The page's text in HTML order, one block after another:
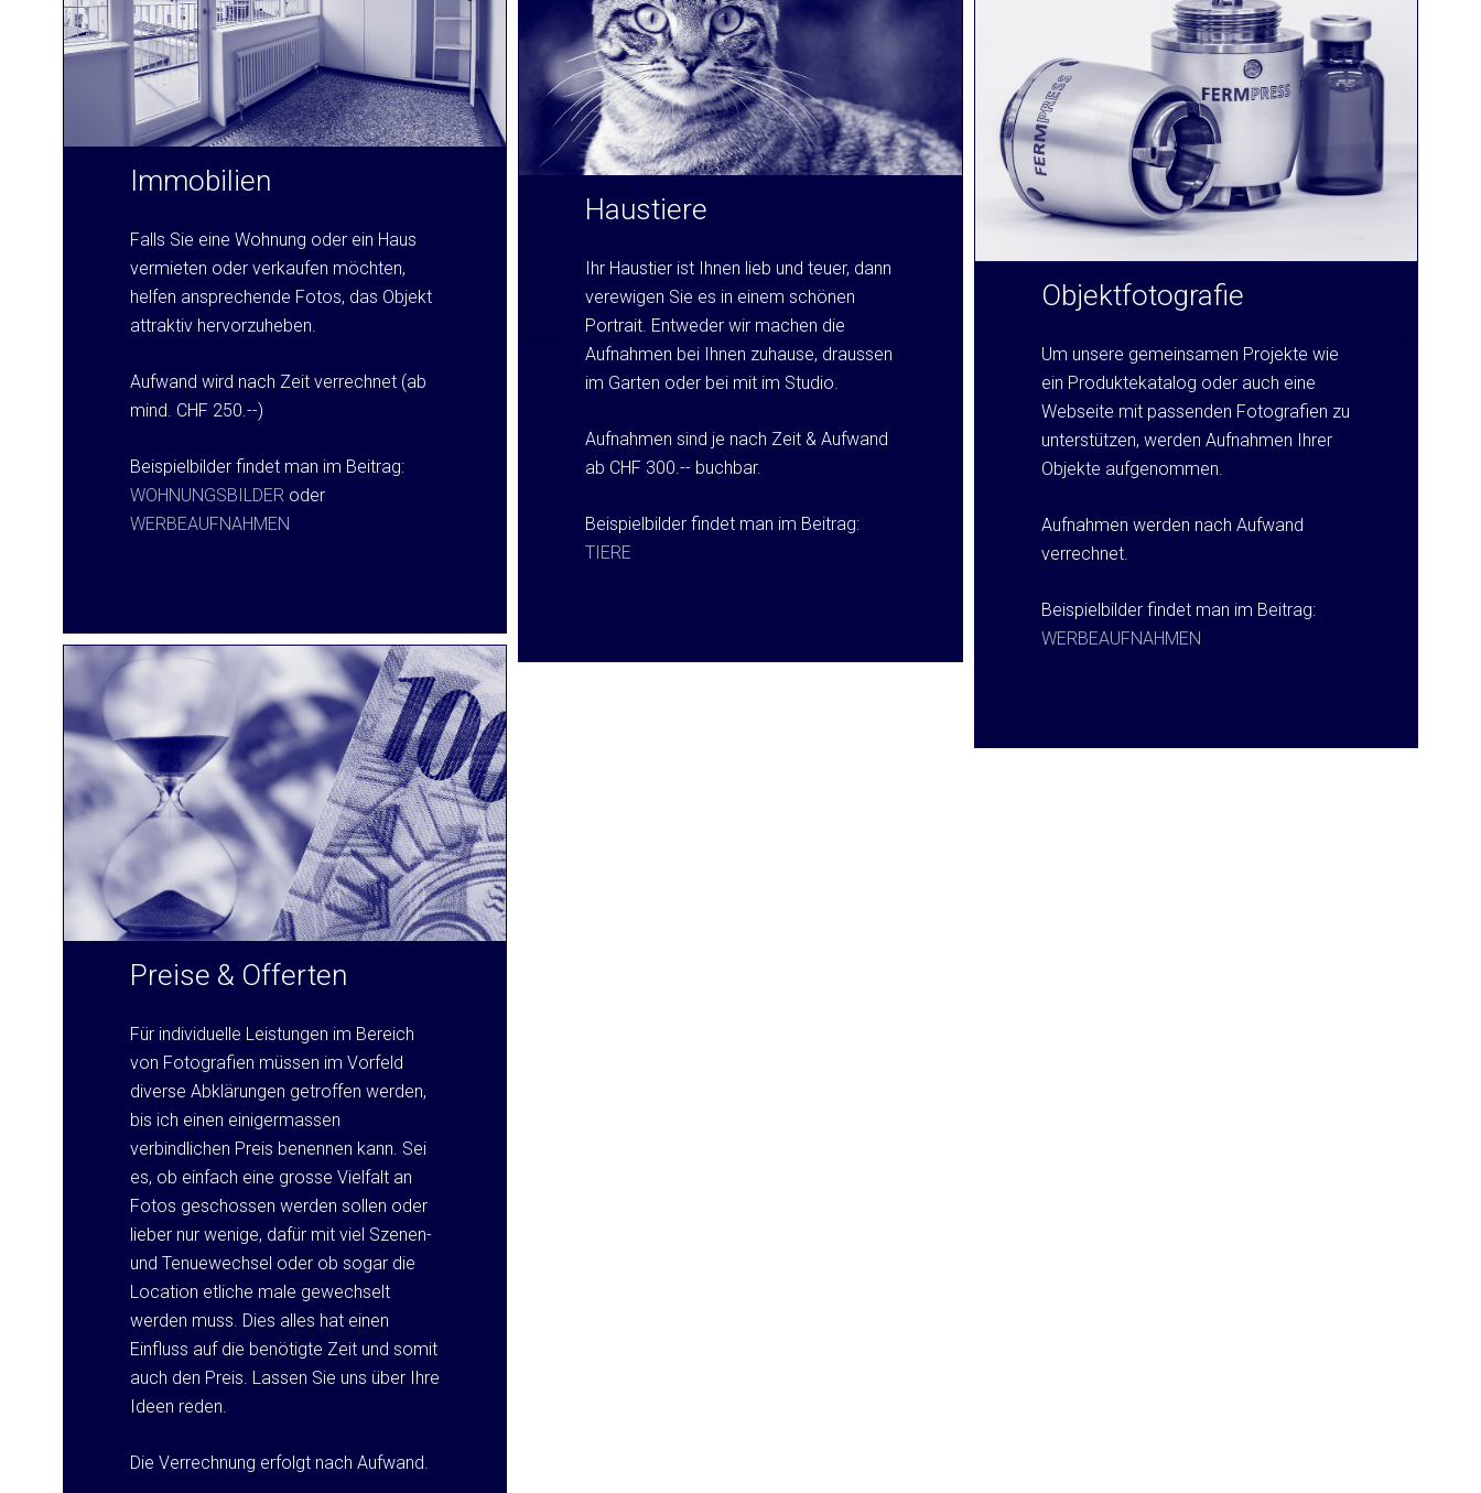
Immobilien
Falls Sie eine Wohnung oder ein Haus
vermieten oder verkaufen möchten,
helfen ansprechende Fotos, das Objekt
attraktiv hervorzuheben.
Aufwand wird nach Zeit verrechnet (ab
mind. CHF 250.--)
Beispielbilder findet man im Beitrag:
WOHNUNGSBILDER oder
WERBEAUFNAHMEN
Haustiere
Ihr Haustier ist Ihnen lieb und teuer, dann
verewigen Sie es in einem schönen
Portrait. Entweder wir machen die
Aufnahmen bei Ihnen zuhause, draussen
im Garten oder bei mit im Studio.
Aufnahmen sind je nach Zeit & Aufwand
ab CHF 300.-- buchbar.
Beispielbilder findet man im Beitrag:
TIERE
Objektfotografie
Um unsere gemeinsamen Projekte wie
ein Produktekatalog oder auch eine
Webseite mit passenden Fotografien zu
unterstützen, werden Aufnahmen Ihrer
Objekte aufgenommen.
Aufnahmen werden nach Aufwand
verrechnet.
Beispielbilder findet man im Beitrag:
WERBEAUFNAHMEN
Preise & Offerten
Für individuelle Leistungen im Bereich
von Fotografien müssen im Vorfeld
diverse Abklärungen getroffen werden,
bis ich einen einigermassen
verbindlichen Preis benennen kann. Sei
es, ob einfach eine grosse Vielfalt an
Fotos geschossen werden sollen oder
lieber nur wenige, dafür mit viel Szenen-
und Tenuewechsel oder ob sogar die
Location etliche male gewechselt
werden muss. Dies alles hat einen
Einfluss auf die benötigte Zeit und somit
auch den Preis. Lassen Sie uns über Ihre
Ideen reden.
Die Verrechnung erfolgt nach Aufwand.